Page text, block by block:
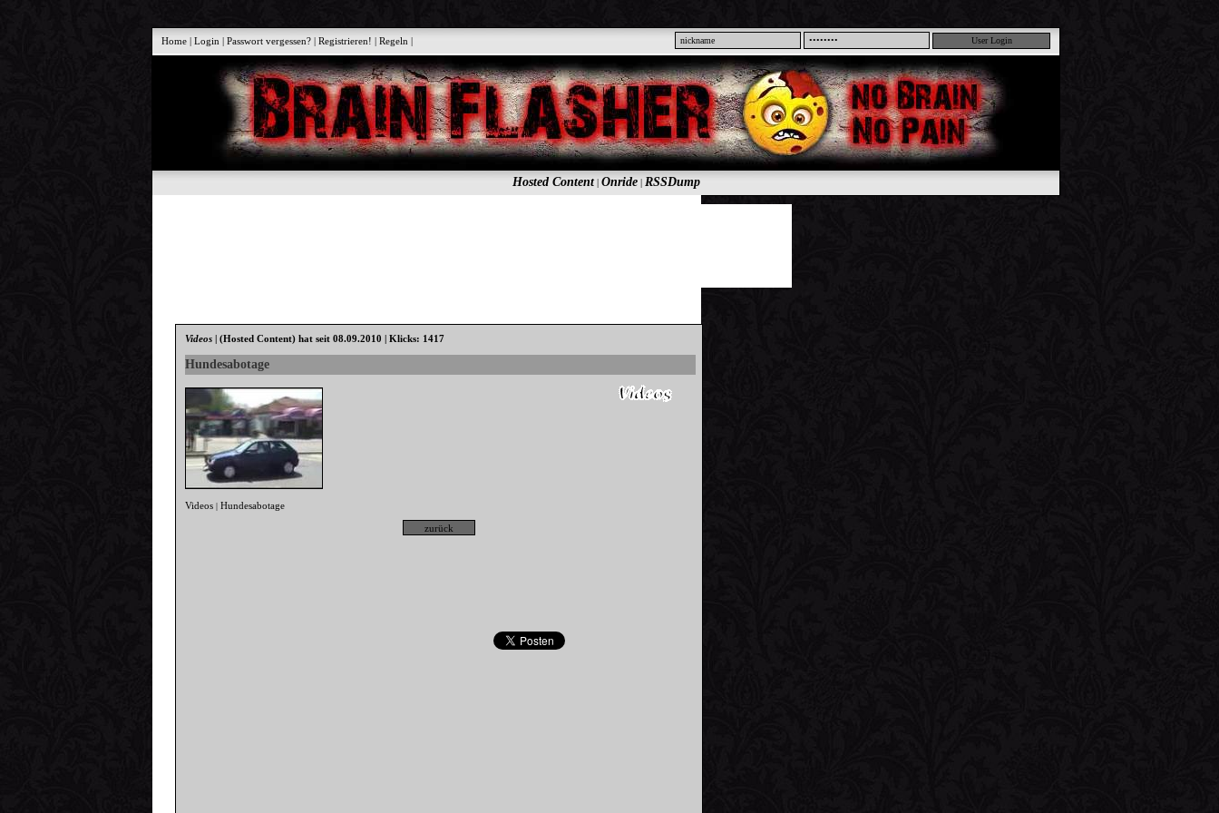
Home |Login |Passwort vergessen? |Registrieren! |Regeln |
Hosted Content| Onride| RSSDump
Videos |(Hosted Content) hat seit 08.09.2010 | Klicks: 1417
Hundesabotage
Videos |Hundesabotage